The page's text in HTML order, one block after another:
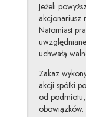
Jeżeli
akcjonariusz
Natomiast
uchwałą
Zakaz
akcji spółki
od podmiotu,
obowiązków.